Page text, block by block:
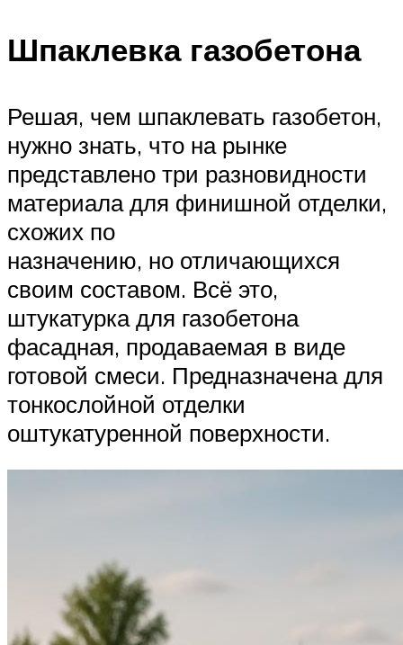
Шпаклевка газобетона
Решая, чем шпаклевать газобетон,
нужно знать, что на рынке
представлено три разновидности
материала для финишной отделки,
схожих по
назначению, но отличающихся
своим составом. Всё это,
штукатурка для газобетона
фасадная, продаваемая в виде
готовой смеси. Предназначена для
тонкослойной отделки
оштукатуренной поверхности.